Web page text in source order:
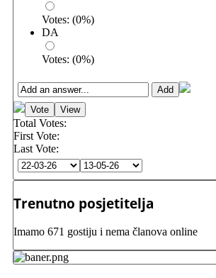
Votes: (0%)
DA
Votes: (0%)
Total Votes:
First Vote:
Last Vote:
Trenutno posjetitelja
Imamo 671 gostiju i nema članova online